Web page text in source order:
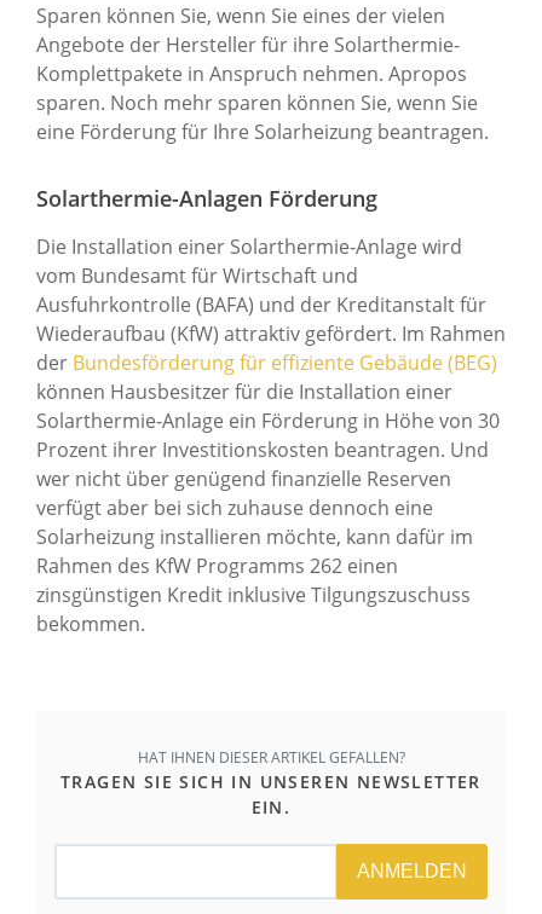
Sparen können Sie, wenn Sie eines der vielen
Angebote der Hersteller für ihre Solarthermie-
Komplettpakete in Anspruch nehmen. Apropos
sparen. Noch mehr sparen können Sie, wenn Sie
eine Förderung für Ihre Solarheizung beantragen.
Solarthermie-Anlagen Förderung
Die Installation einer Solarthermie-Anlage wird
vom Bundesamt für Wirtschaft und
Ausfuhrkontrolle (BAFA) und der Kreditanstalt für
Wiederaufbau (KfW) attraktiv gefördert. Im Rahmen
der Bundesförderung für effiziente Gebäude (BEG)
können Hausbesitzer für die Installation einer
Solarthermie-Anlage ein Förderung in Höhe von 30
Prozent ihrer Investitionskosten beantragen. Und
wer nicht über genügend finanzielle Reserven
verfügt aber bei sich zuhause dennoch eine
Solarheizung installieren möchte, kann dafür im
Rahmen des KfW Programms 262 einen
zinsgünstigen Kredit inklusive Tilgungszuschuss
bekommen.
HAT IHNEN DIESER ARTIKEL GEFALLEN?
TRAGEN SIE SICH IN UNSEREN NEWSLETTER
EIN.
ANMELDEN